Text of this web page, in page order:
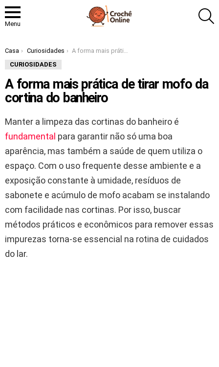
Menu
Você está aqui:
Casa Curiosidades
A forma mais prática de tirar mofo da cortina do banheiro
CURIOSIDADES
A forma mais prática de tirar mofo da
cortina do banheiro
Manter a limpeza das cortinas do banheiro é
fundamental para garantir não só uma boa
aparência, mas também a saúde de quem utiliza o
espaço. Com o uso frequente desse ambiente e a
exposição constante à umidade, resíduos de
sabonete e acúmulo de mofo acabam se instalando
com facilidade nas cortinas. Por isso, buscar
métodos práticos e econômicos para remover essas
impurezas torna-se essencial na rotina de cuidados
do lar.